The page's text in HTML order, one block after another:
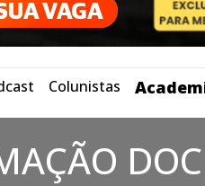
Colunistas